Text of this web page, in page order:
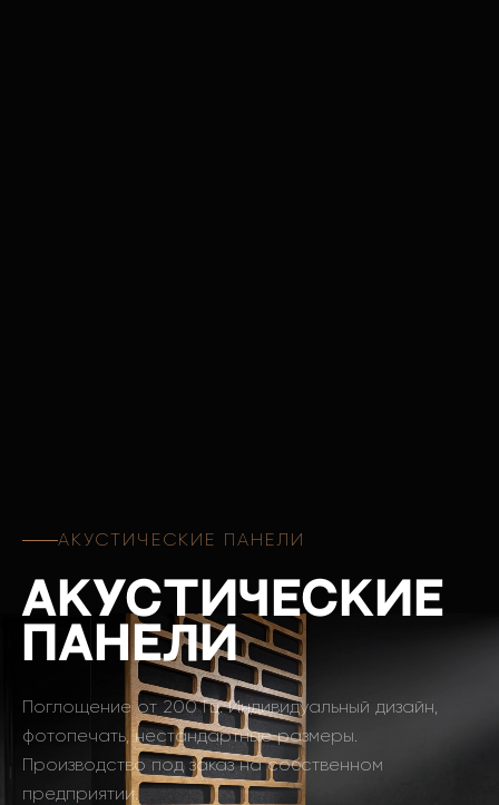
АКУСТИЧЕСКИЕ ПАНЕЛИ
Акустические
панели
Поглощение от 200 Гц. Индивидуальный дизайн,
фотопечать, нестандартные размеры.
Производство под заказ на собственном
предприятии.